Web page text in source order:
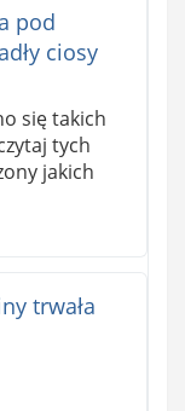
pod
ciosy
się takich
tych
jakich
trwała